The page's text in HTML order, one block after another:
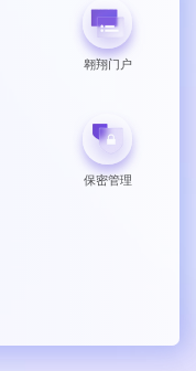
翱翔门户
保密管理